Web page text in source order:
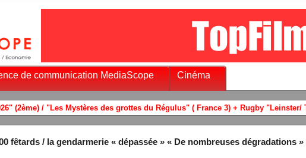
de communication MediaScope Cinéma
fêtards / la gendarmerie « dépassée » « De nombreuses dégradations